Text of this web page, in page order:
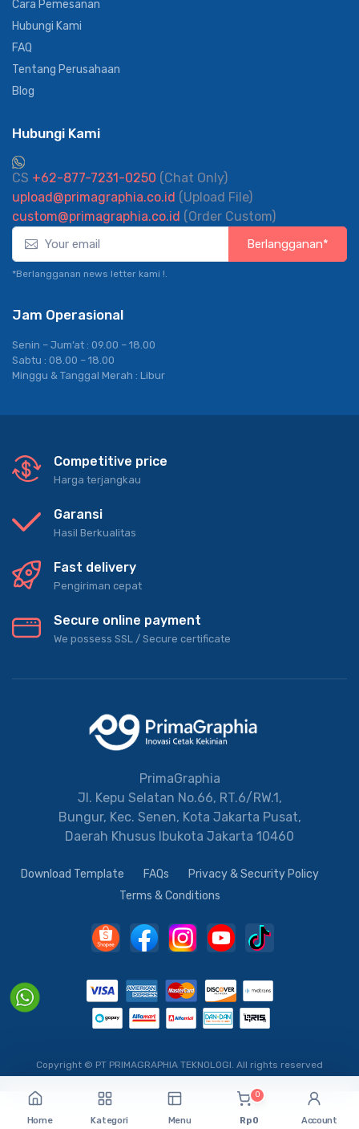
Cara Pemesanan
Hubungi Kami
FAQ
Tentang Perusahaan
Blog
Hubungi Kami
CS +62-877-7231-0250 (Chat Only)
upload@primagraphia.co.id (Upload File)
custom@primagraphia.co.id (Order Custom)
Berlangganan*
*Berlangganan news letter kami !.
Jam Operasional
Senin – Jum’at : 09.00 – 18.00
Sabtu : 08.00 – 18.00
Minggu & Tanggal Merah : Libur
Competitive price
Harga terjangkau
Garansi
Hasil Berkualitas
Fast delivery
Pengiriman cepat
Secure online payment
We possess SSL / Secure сertificate
PrimaGraphia
Jl. Kepu Selatan No.66, RT.6/RW.1,
Bungur, Kec. Senen, Kota Jakarta Pusat,
Daerah Khusus Ibukota Jakarta 10460
Download Template FAQs
Privacy & Security Policy
Terms & Conditions
Copyright © PT PRIMAGRAPHIA TEKNOLOGI. All rights reserved
Home Kategori Menu
0
Rp 0 Account